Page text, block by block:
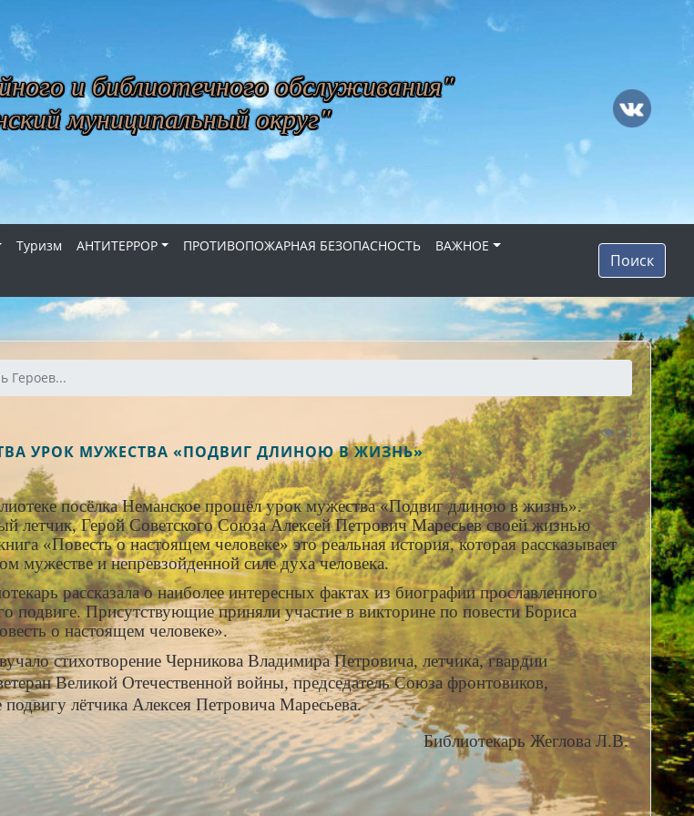
и библиотечного обслуживания"
муниципальный округ"
Туризм АНТИТЕРРОР ПРОТИВОПОЖАРНАЯ БЕЗОПАСНОСТЬ
ВАЖНОЕ
Поиск
Героев...
23
УРОК МУЖЕСТВА «ПОДВИГ ДЛИНОЮ В ЖИЗНЬ»
посёлка Неманское прошёл урок мужества «Подвиг длиною в жизнь».
летчик, Герой Советского Союза Алексей Петрович Маресьев своей жизнью
«Повесть о настоящем человеке» это реальная история, которая рассказывает
мужестве и непревзойденной силе духа человека.
рассказала о наиболее интересных фактах из биографии прославленного
подвиге. Присутствующие приняли участие в викторине по повести Бориса
о настоящем человеке».
Черникова Владимира Петровича, летчика, гвардии
Великой Отечественной войны, председатель Союза фронтовиков,
лётчика Алексея Петровича Маресьева.
Библиотекарь Жеглова Л.В.